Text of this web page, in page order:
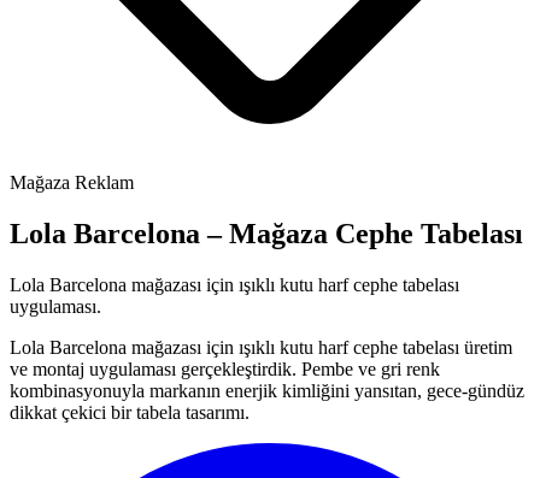
Mağaza Reklam
Lola Barcelona – Mağaza Cephe Tabelası
Lola Barcelona mağazası için ışıklı kutu harf cephe tabelası
uygulaması.
Lola Barcelona mağazası için ışıklı kutu harf cephe tabelası üretim
ve montaj uygulaması gerçekleştirdik. Pembe ve gri renk
kombinasyonuyla markanın enerjik kimliğini yansıtan, gece-gündüz
dikkat çekici bir tabela tasarımı.